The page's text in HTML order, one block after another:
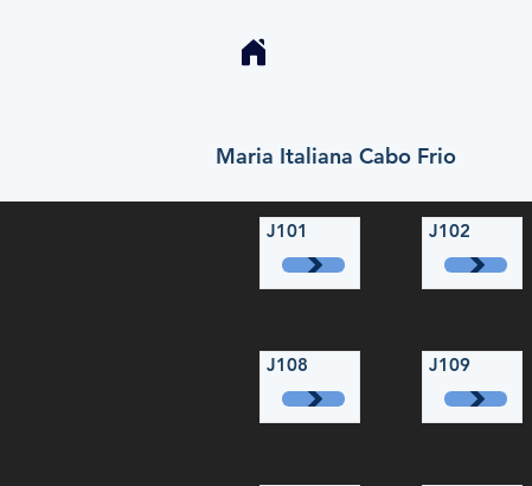
Maria Italiana Cabo Frio
J101
J108
J102
J109